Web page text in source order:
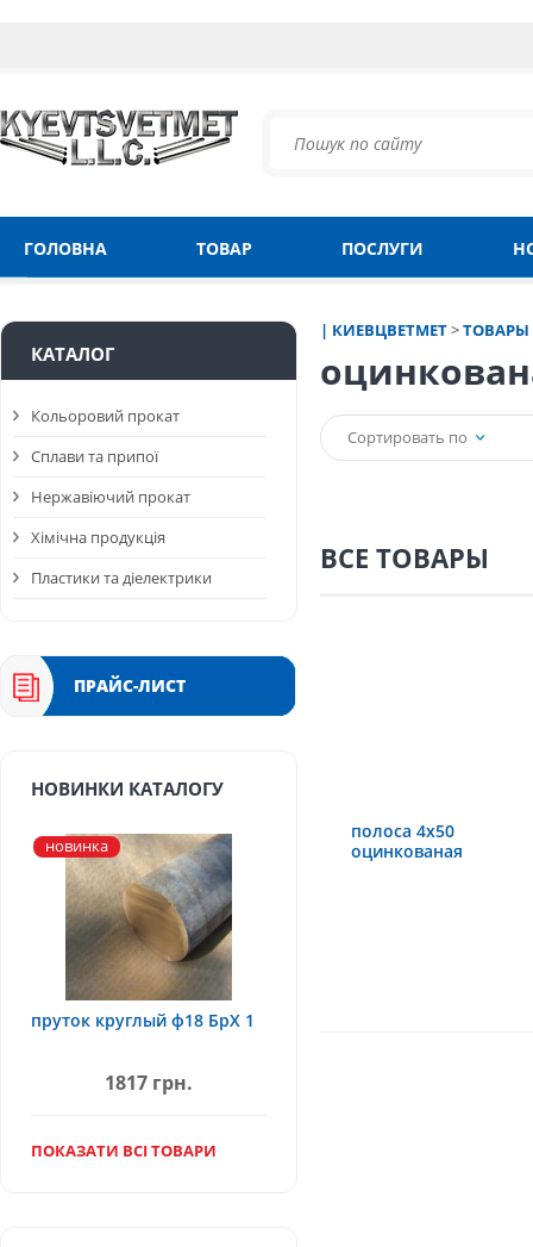
ГОЛОВНА ТОВАР ПОСЛУГИ
| КИЕВЦВЕТМЕТ>ТОВАРЫ
Сортировать по
ВСЕ ТОВАРЫ
полоса 4х50
оцинкованая
КАТАЛОГ
Кольоровий прокат
Сплави та припої
Нержавіючий прокат
Хімічна продукція
Пластики та діелектрики
ПРАЙС-ЛИСТ
НОВИНКИ КАТАЛОГУ
новинка
пруток круглый ф18 БрХ 1
1817 грн.
ПОКАЗАТИ ВСІ ТОВАРИ